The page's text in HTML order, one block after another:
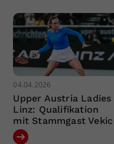
04.04.2026
Upper Austria Ladies
Linz: Qualifikation
mit Stammgast Vekic